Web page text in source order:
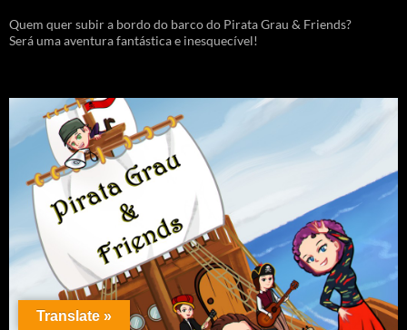
Quem quer subir a bordo do barco do Pirata Grau & Friends?
Será uma aventura fantástica e inesquecível!
Translate »